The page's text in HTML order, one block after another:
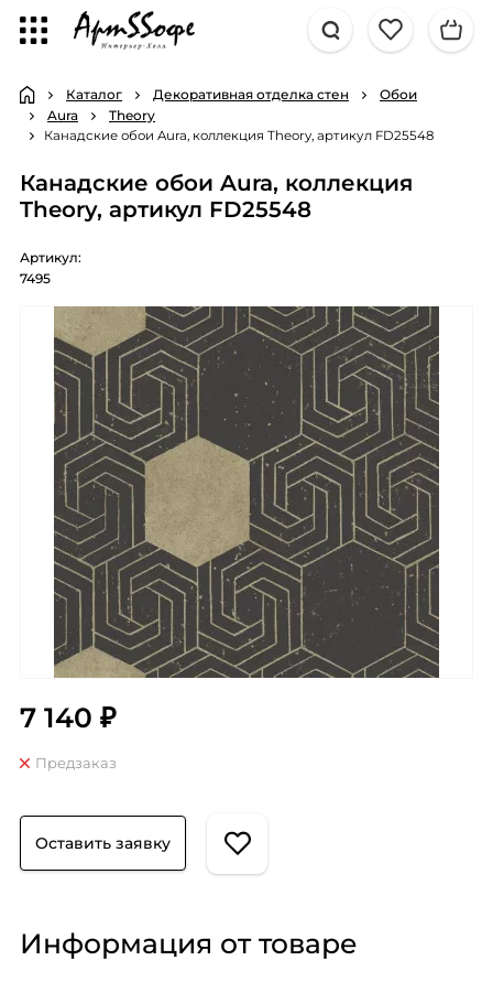
Каталог Декоративная отделка стен
Обои
Aura
Theory
Канадские обои Aura, коллекция Theory, артикул FD25548
Канадские обои Aura, коллекция
Theory, артикул FD25548
Артикул:
7495
7 140 ₽
Предзаказ
Оставить заявку
Информация от товаре